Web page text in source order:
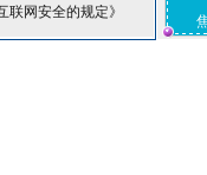
网安全的规定》